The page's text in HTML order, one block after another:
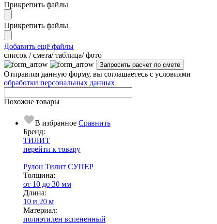
Прикрепить файлы
Прикрепить файлы
Добавить ещё файлы
cписок / смета/ таблица/ фото
Отправляя данную форму, вы соглашаетесь с условиями
обработки персональных данных
Похожие товары
В избранное Сравнить
Бренд:
ТИЛИТ
перейти к товару
Рулон Тилит СУПЕР
Тол­щи­на:
от 10 до 30 мм
Длина:
10 и 20 м
Ма­­те­­ри­­ал:
полиэтилен вспененный